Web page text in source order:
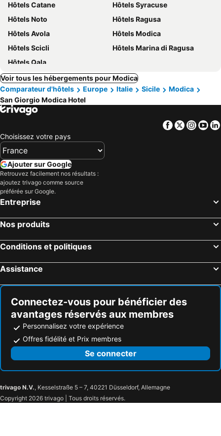
Hôtels Catane
Hôtels Syracuse
Hôtels Noto
Hôtels Ragusa
Hôtels Avola
Hôtels Modica
Hôtels Scicli
Hôtels Marina di Ragusa
Hôtels Qala
Voir tous les hébergements pour Modica
Comparateur d'hôtels
Europe Italie Sicile
Modica
San Giorgio Modica Hotel
Facebook
Twitter
Choisissez votre pays
Ajouter sur Google
Retrouvez facilement nos résultats :
ajoutez trivago comme source
préférée sur Google.
Entreprise
Nos produits
Conditions et politiques
Assistance
Connectez-vous pour bénéficier des
avantages réservés aux membres
Personnalisez votre expérience
Offres fidélité et Prix membres
Se connecter
trivago N.V., Kesselstraße 5 – 7, 40221 Düsseldorf, Allemagne
Copyright 2026 trivago | Tous droits réservés.